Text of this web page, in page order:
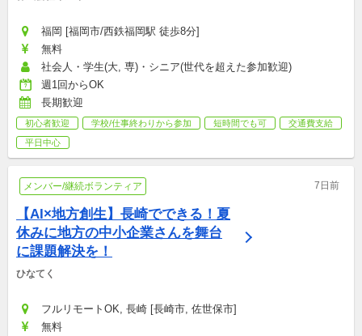
福岡 [福岡市/西鉄福岡駅 徒歩8分]
無料
社会人・学生(大, 専)・シニア(世代を超えた参加歓迎)
週1回からOK
長期歓迎
初心者歓迎 学校/仕事終わりから参加 短時間でも可
交通費支給
平日中心
メンバー/継続ボランティア 7日前
【AI×地方創生】長崎でできる！夏
休みに地方の中小企業さんを舞台
に課題解決を！
ひなてく
フルリモートOK, 長崎 [長崎市, 佐世保市]
無料